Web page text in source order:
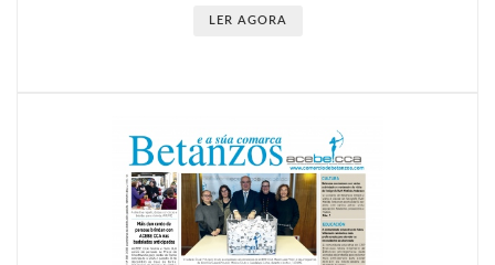
LER AGORA